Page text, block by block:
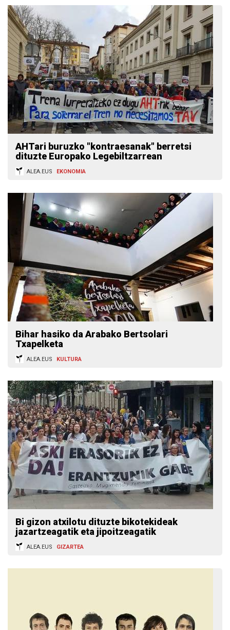
AHTari buruzko "kontraesanak" berretsi
dituzte Europako Legebiltzarrean
ALEA.EUS EKONOMIA
Bihar hasiko da Arabako Bertsolari
Txapelketa
ALEA.EUS KULTURA
Bi gizon atxilotu dituzte bikotekideak
jazartzeagatik eta jipoitzeagatik
ALEA.EUS GIZARTEA